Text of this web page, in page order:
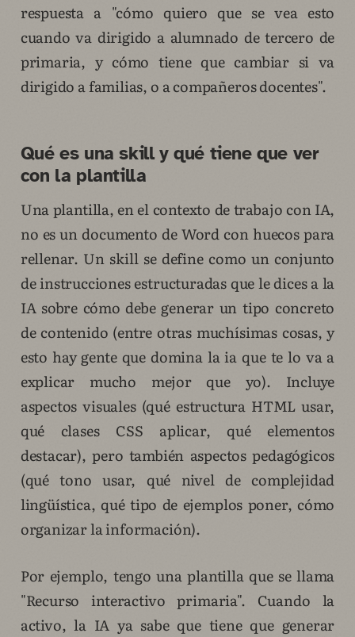
respuesta a "cómo quiero que se vea esto
cuando va dirigido a alumnado de tercero de
primaria, y cómo tiene que cambiar si va
dirigido a familias, o a compañeros docentes".
Qué es una skill y qué tiene que ver
con la plantilla
Una plantilla, en el contexto de trabajo con IA,
no es un documento de Word con huecos para
rellenar. Un skill se define como un conjunto
de instrucciones estructuradas que le dices a la
IA sobre cómo debe generar un tipo concreto
de contenido (entre otras muchísimas cosas, y
esto hay gente que domina la ia que te lo va a
explicar mucho mejor que yo). Incluye
aspectos visuales (qué estructura HTML usar,
qué clases CSS aplicar, qué elementos
destacar), pero también aspectos pedagógicos
(qué tono usar, qué nivel de complejidad
lingüística, qué tipo de ejemplos poner, cómo
organizar la información).
Por ejemplo, tengo una plantilla que se llama
"Recurso interactivo primaria". Cuando la
activo, la IA ya sabe que tiene que generar